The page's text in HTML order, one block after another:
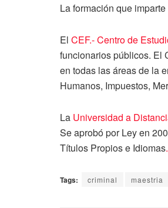
La formación que
El CEF.- Centro de
funcionarios públicos. El
en todas las áreas de la
Humanos, Impuestos,
La Universidad a
Se aprobó por Ley en
Títulos Propios e Idiomas.
Tags: criminal maestria